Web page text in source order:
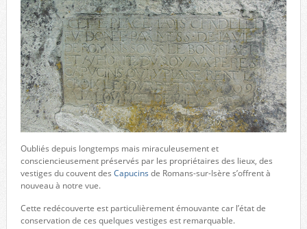
Oubliés depuis longtemps mais miraculeusement et
consciencieusement préservés par les propriétaires des lieux, des
vestiges du couvent des Capucins de Romans-sur-Isère s’offrent à
nouveau à notre vue.
Cette redécouverte est particulièrement émouvante car l’état de
conservation de ces quelques vestiges est remarquable.